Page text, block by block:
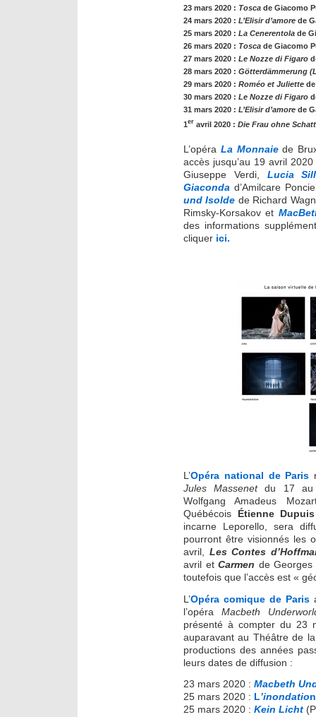
23 mars 2020 : Tosca de Giacomo
24 mars 2020 : L’Elisir d’amore de
25 mars 2020 : La Cenerentola de
26 mars 2020 : Tosca de Giacomo
27 mars 2020 : Le Nozze di Figaro
28 mars 2020 : Götterdämmerung
29 mars 2020 : Roméo et Juliette de
30 mars 2020 : Le Nozze di Figaro
31 mars 2020 : L’Elisir d’amore de
1er avril 2020 : Die Frau ohne
L’opéra La Monnaie de
accès jusqu’au 19 avril
Giuseppe Verdi, Lucia
Giaconda d’Amilcare
und Isolde de Richard
Rimsky-Korsakov et
des informations
cliquer ici.
L’Opéra national de Paris
Jules Massenetdu 17 au
Wolfgang Amadeus
Québécois Étienne Dupuis
incarne Leporello, sera
pourront être visionnés les
avril, Les Contes
avril etCarmen de
toutefois que l’accès est «
L’Opéra comique de Paris
l’opéra Macbeth
présenté à compter du 23
auparavant au Théâtre de
productions des années
leurs dates de diffusion :
23 mars 2020 : Macbeth
25 mars 2020 : L’inondation
25 mars 2020 : Kein Licht